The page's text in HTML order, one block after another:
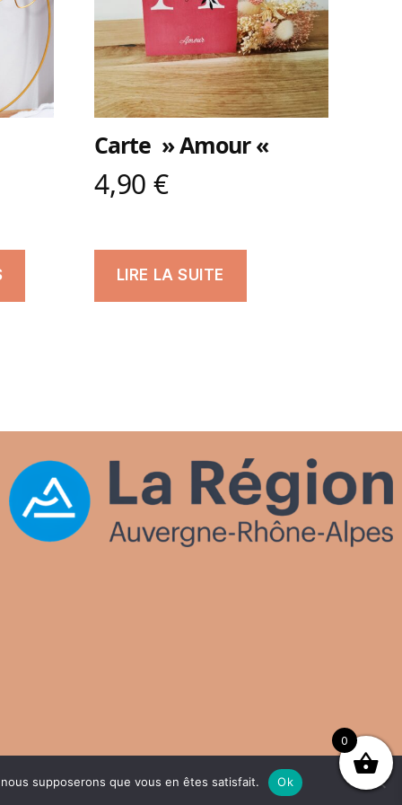
Carte » Amour «
4,90 €
LIRE LA SUITE
0
supposerons que vous en êtes satisfait. Ok